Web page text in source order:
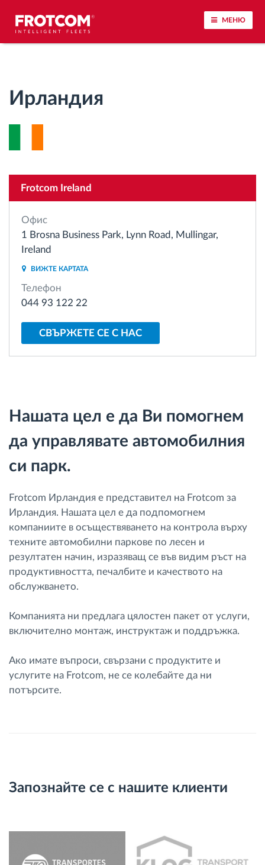
МЕНЮ
Контрол на достъпа
Автоматична идентификация на шофьора
Как отговаряме на нуждите на всяка
Ирландия
Frotcom Ireland
Офис
1 Brosna Business Park, Lynn Road, Mullingar,
Ireland
ВИЖТЕ КАРТАТА
Телефон
044 93 122 22
СВЪРЖЕТЕ СЕ С НАС
Нашата цел е да Ви помогнем
да управлявате автомобилния
си парк.
Frotcom Ирландия е представител на Frotcom за
Ирландия. Нашата цел е да подпомогнем
компаниите в осъществяването на контрола върху
техните автомобилни паркове по лесен и
резултатен начин, изразяващ се във видим ръст на
продуктивността, печалбите и качеството на
обслужването.
Компанията ни предлага цялостен пакет от услуги,
включително монтаж, инструктаж и поддръжка.
Ако имате въпроси, свързани с продуктите и
услугите на Frotcom, не се колебайте да ни
потърсите.
Запознайте се с нашите клиенти